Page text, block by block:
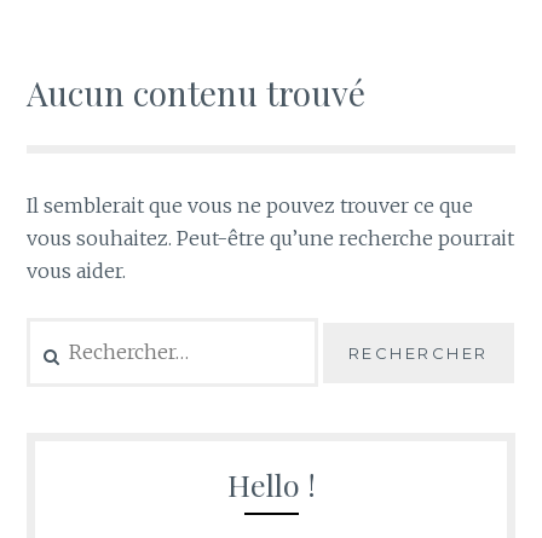
Aucun contenu trouvé
Il semblerait que vous ne pouvez trouver ce que
vous souhaitez. Peut-être qu’une recherche pourrait
vous aider.
Hello !